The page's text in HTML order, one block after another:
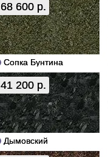
68 600 р.
Сопка Бунтина
41 200 р.
Дымовский